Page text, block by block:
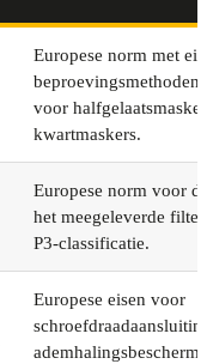
Europese norm met
beproevingsmethoden
voor
kwartmaskers.
Europese norm voor
het meegeleverde
P3-classificatie.
Europese eisen voor